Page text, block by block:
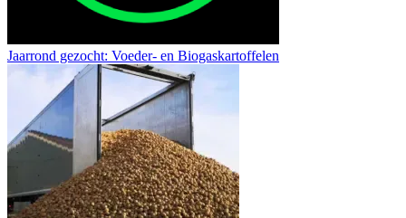
Jaarrond gezocht: Voeder- en Biogaskartoffelen